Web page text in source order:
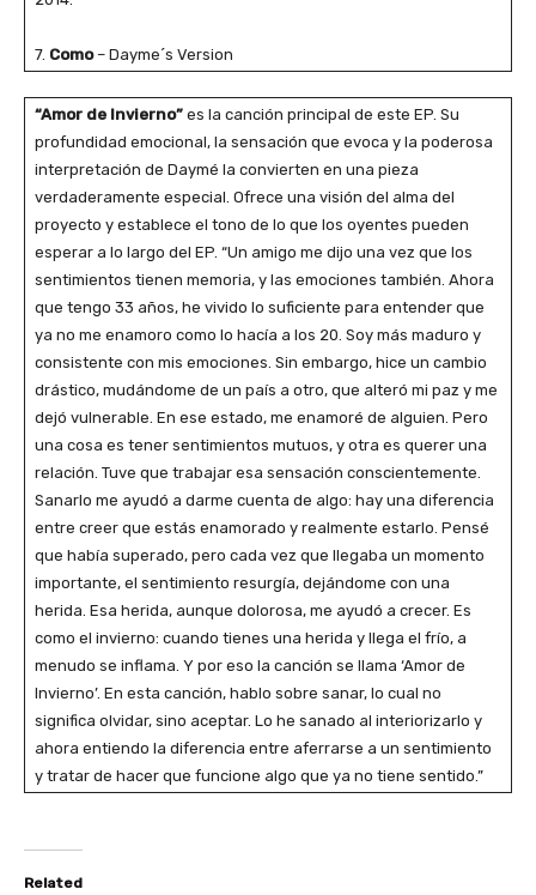
7. Como– Dayme´s Version
“Amor de Invierno” es la canción principal de este EP. Su
profundidad emocional, la sensación que evoca y la poderosa
interpretación de Daymé la convierten en una pieza
verdaderamente especial. Ofrece una visión del alma del
proyecto y establece el tono de lo que los oyentes pueden
esperar a lo largo del EP. “Un amigo me dijo una vez que los
sentimientos tienen memoria, y las emociones también. Ahora
que tengo 33 años, he vivido lo suficiente para entender que
ya no me enamoro como lo hacía a los 20. Soy más maduro y
consistente con mis emociones. Sin embargo, hice un cambio
drástico, mudándome de un país a otro, que alteró mi paz y me
dejó vulnerable. En ese estado, me enamoré de alguien. Pero
una cosa es tener sentimientos mutuos, y otra es querer una
relación. Tuve que trabajar esa sensación conscientemente.
Sanarlo me ayudó a darme cuenta de algo: hay una diferencia
entre creer que estás enamorado y realmente estarlo. Pensé
que había superado, pero cada vez que llegaba un momento
importante, el sentimiento resurgía, dejándome con una
herida. Esa herida, aunque dolorosa, me ayudó a crecer. Es
como el invierno: cuando tienes una herida y llega el frío, a
menudo se inflama. Y por eso la canción se llama ‘Amor de
Invierno’. En esta canción, hablo sobre sanar, lo cual no
significa olvidar, sino aceptar. Lo he sanado al interiorizarlo y
ahora entiendo la diferencia entre aferrarse a un sentimiento
y tratar de hacer que funcione algo que ya no tiene sentido.”
Related